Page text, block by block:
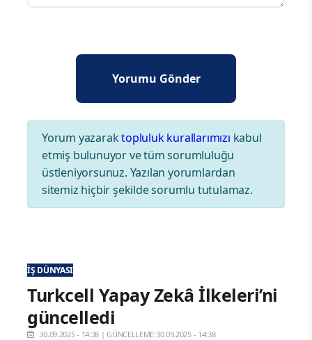
Yorum yazaraktopluluk kurallarımızı kabul
etmiş bulunuyor ve tüm sorumluluğu
üstleniyorsunuz. Yazılan yorumlardan
sitemiz hiçbir şekilde sorumlu tutulamaz.
İŞ DÜNYASI
Turkcell Yapay Zekâ İlkeleri’ni
güncelledi
30.09.2025 - 14:38 |GÜNCELLEME:30.09.2025 - 14:38